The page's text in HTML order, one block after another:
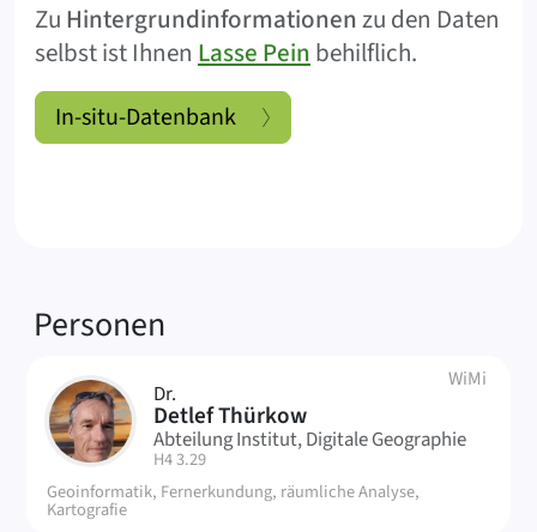
Zu Hintergrundinformationenzu den Daten
selbst ist Ihnen Lasse Pein behilflich.
In-situ-Datenbank
Verknüpfte
Personen
DT Dr.
Detlef Thürkow
WiMi
Abteilung Institut, Digitale Geographie
| Raum:
H4 3.29
Geoinformatik, Fernerkundung, räumliche Analyse,
Kartografie